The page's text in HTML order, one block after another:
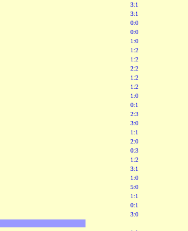
3:1
3:1
0:0
0:0
1:0
1:2
1:2
2:2
1:2
1:2
1:0
0:1
2:3
3:0
1:1
2:0
0:3
1:2
3:1
1:0
5:0
1:1
0:1
3:0